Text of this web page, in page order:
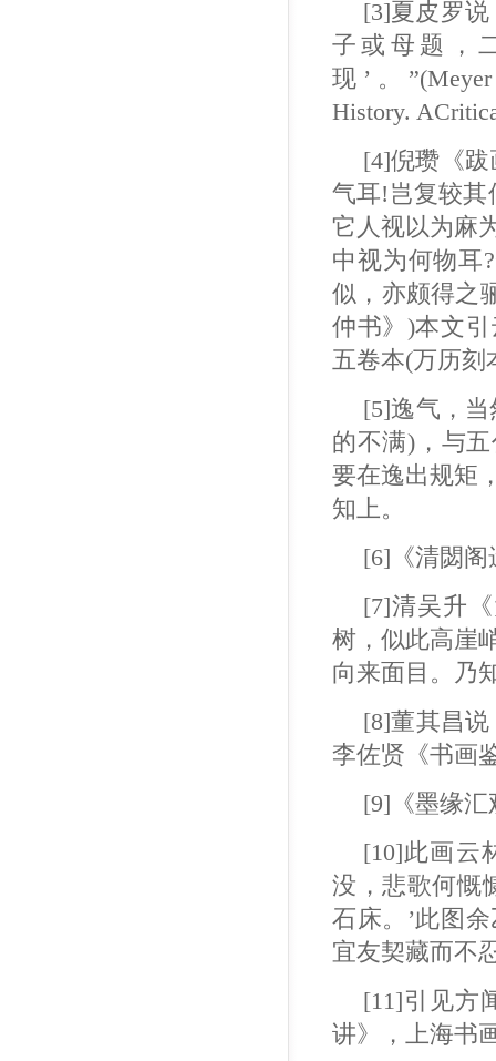
[3]夏皮罗
子或母题，
现’。”(Meyer
History.
[4]倪瓒《
气耳!岂复较其
它人视以为麻
中视为何物耳
似，亦颇得之
仲书》)本文
五卷本(万历刻
[5]逸气，
的不满)，与
要在逸出规矩
知上。
[6]《清閟
[7]清吴升
树，似此高崖
向来面目。乃
[8]董其昌
李佐贤《书画
[9]《墨缘汇
[10]此画云
没，悲歌何慨
石床。’此图
宜友契藏而不
[11]引见方
讲》，上海书